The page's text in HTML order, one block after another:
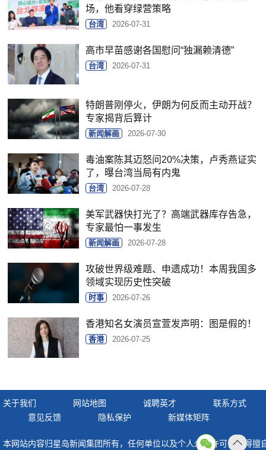
场，他看穿绿营策略
台湾 2026-07-31
高市早苗感谢各国慰问“独漏赖清德”
台湾 2026-07-31
特朗普刚停火，伊朗为何反而主动开战？
专家揭背后算计
新闻解画 2026-07-30
毒油案陈其迈怒问20%决策，卢秀燕证实
了，曝台湾当局有内鬼
台湾 2026-07-28
美军武器快打光了？高端武器库存告急，
专家最怕一事发生
新闻解画 2026-07-28
攻破世界级难题、申遗成功！本周我国多
领域实现历史性突破
时事 2026-07-26
香港知名女演员宣萱发声明：图是假的！
香港 2026-07-25
关于我们 网站地图 诚聘英才
联系方式
意见反馈
隐私保护 新媒体矩阵
本网站内容归星岛新闻集团所有，任何单位以及个人未经许可，不得擅